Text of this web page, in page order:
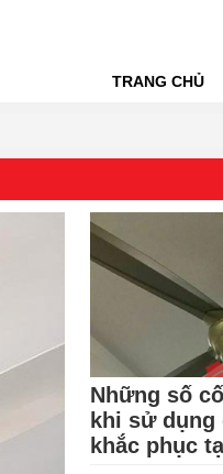
TRANG CHỦ
Những số
khi sử dụng
khắc phục